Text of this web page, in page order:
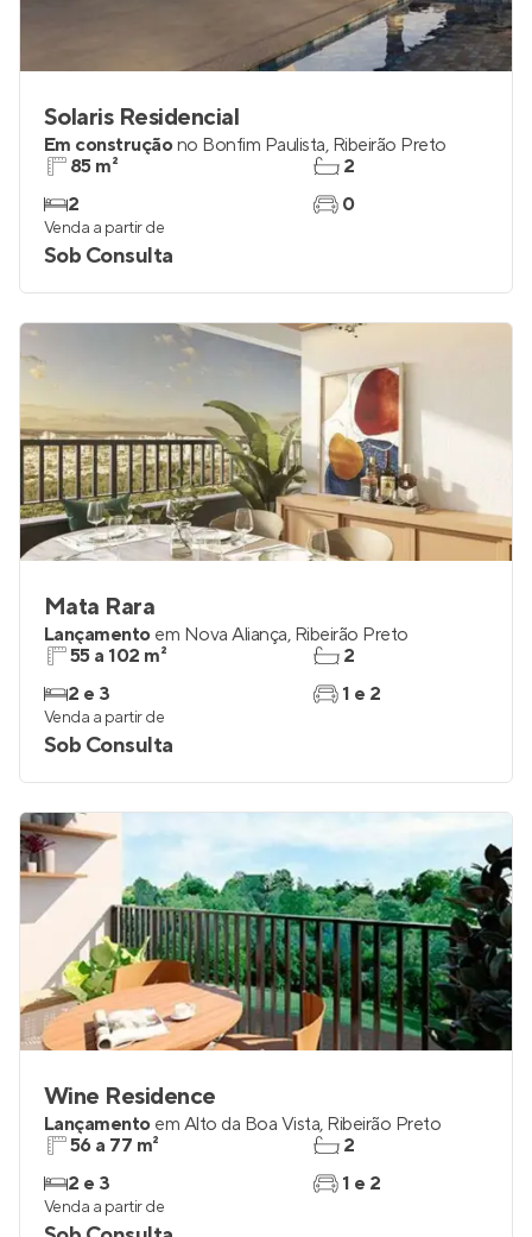
Solaris Residencial
Em construçãono Bonfim Paulista, Ribeirão Preto
85 m²
2
2
0
Venda a partir de
Sob Consulta
Mata Rara
Lançamento em Nova Aliança, Ribeirão Preto
55 a 102 m²
2 e 3
2
1 e 2
Venda a partir de
Sob Consulta
Wine Residence
Lançamento em Alto da Boa Vista, Ribeirão Preto
56 a 77 m²
2 e 3
2
1 e 2
Venda a partir de